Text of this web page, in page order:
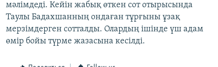
мәлімдеді. Кейін жабық өткен сот отырысында
Таулы Бадахшанның ондаған тұрғыны ұзақ
мерзімдерген сотталды. Олардың ішінде үш адам
өмір бойы түрме жазасына кесілді.